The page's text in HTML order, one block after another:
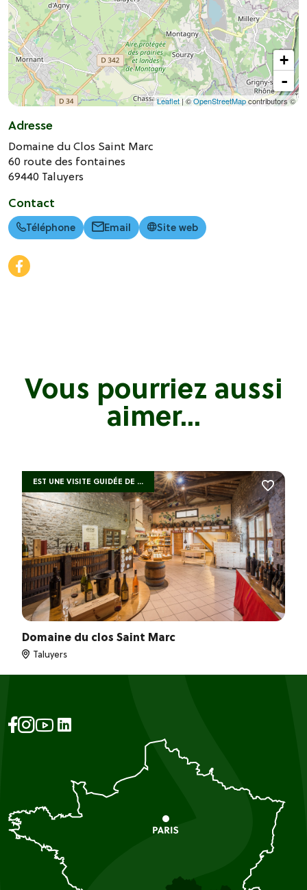
+
-
Leaflet| ©OpenStreetMapcontributors ©
Adresse
Domaine du Clos Saint Marc
60 route des fontaines
69440 Taluyers
Contact
Téléphone Email Site web
Vous pourriez aussi
aimer...
Domaine du clos Saint Marc
Taluyers
EST UNE VISITE GUIDÉE DE ...